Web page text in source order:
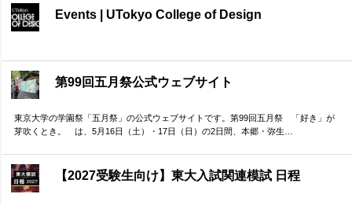
Events | UTokyo College of Design
第99回五月祭公式ウェブサイト
東京大学の学園祭「五月祭」の公式ウェブサイトです。第99回五月祭 「好き」が
芽吹くとき。 は、5月16日（土）・17日（日）の2日間、本郷・弥生…
【2027受験生向け】東大入試関連模試 日程